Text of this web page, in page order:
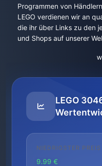
Programmen von
LEGO verdienen wir an
die ihr über Links zu den
und Shops auf unserer
LEGO
NIEDRIGSTER PREIS
9.99 €